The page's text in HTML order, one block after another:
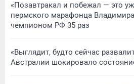
«Позавтракал и побежал — это
пермского марафонца
чемпионом РФ 35 раз
«Выглядит, будто сейчас
Австралии шокировало